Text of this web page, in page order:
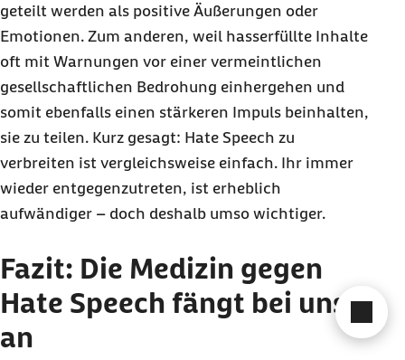
geteilt werden als positive Äußerungen oder
Emotionen. Zum anderen, weil hasserfüllte Inhalte
oft mit Warnungen vor einer vermeintlichen
gesellschaftlichen Bedrohung einhergehen und
somit ebenfalls einen stärkeren Impuls beinhalten,
sie zu teilen. Kurz gesagt: Hate Speech zu
verbreiten ist vergleichsweise einfach. Ihr immer
wieder entgegenzutreten, ist erheblich
aufwändiger – doch deshalb umso wichtiger.
Fazit: Die Medizin gegen
Hate Speech fängt bei uns
an